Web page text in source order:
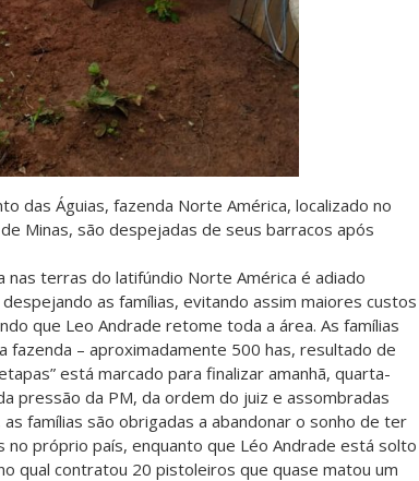
das Águias, fazenda Norte América, localizado no
Minas, são despejadas de seus barracos após
terras do latifúndio Norte América é adiado
as famílias, evitando assim maiores custos
que Leo Andrade retome toda a área. As famílias
fazenda – aproximadamente 500 has, resultado de
está marcado para finalizar amanhã, quarta-
pressão da PM, da ordem do juiz e assombradas
famílias são obrigadas a abandonar o sonho de ter
no próprio país, enquanto que Léo Andrade está solto
qual contratou 20 pistoleiros que quase matou um